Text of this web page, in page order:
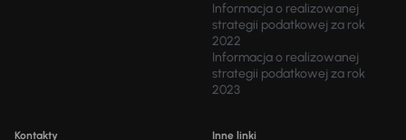
Informacja o realizowanej
strategii podatkowej za rok
2022
Informacja o realizowanej
strategii podatkowej za rok
2023
Kontakty Inne linki